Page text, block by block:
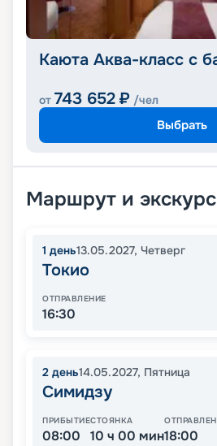
Каюта Аква-класс с
от 743 652 ₽ /чел
Выбрать
Маршрут и
1 день13.05.2027, Четверг
Токио
ОТПРАВЛЕНИЕ
16:30
2 день14.05.2027, Пятница
Симидзу
ПРИБЫТИЕ
08:00
СТОЯНКА
10 ч 00 мин18:00